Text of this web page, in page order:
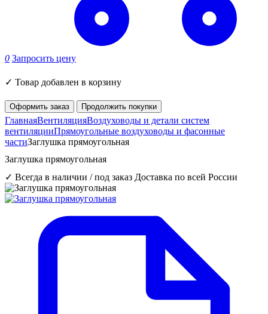
0 Запросить цену
✓ Товар добавлен в корзину
Оформить заказ Продолжить покупки
ГлавнаяВентиляцияВоздуховоды и детали систем
вентиляцииПрямоугольные воздуховоды и фасонные
частиЗаглушка прямоугольная
Заглушка прямоугольная
✓ Всегда в наличии / под заказ Доставка по всей России